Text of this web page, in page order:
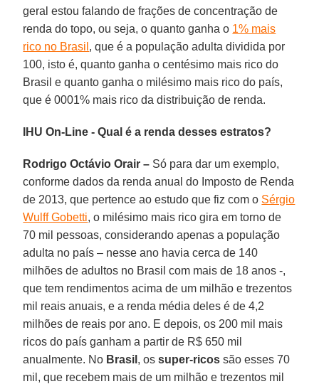
geral estou falando de frações de concentração de
renda do topo, ou seja, o quanto ganha o 1% mais
rico no Brasil , que é a população adulta dividida por
100, isto é, quanto ganha o centésimo mais rico do
Brasil e quanto ganha o milésimo mais rico do país,
que é 0001% mais rico da distribuição de renda.
IHU On-Line - Qual é a renda desses estratos?
Rodrigo Octávio Orair – Só para dar um exemplo,
conforme dados da renda anual do Imposto de Renda
de 2013, que pertence ao estudo que fiz com o Sérgio
Wulff Gobetti, o milésimo mais rico gira em torno de
70 mil pessoas, considerando apenas a população
adulta no país – nesse ano havia cerca de 140
milhões de adultos no Brasil com mais de 18 anos -,
que tem rendimentos acima de um milhão e trezentos
mil reais anuais, e a renda média deles é de 4,2
milhões de reais por ano. E depois, os 200 mil mais
ricos do país ganham a partir de R$ 650 mil
anualmente. No Brasil , ossuper-ricos são esses 70
mil, que recebem mais de um milhão e trezentos mil